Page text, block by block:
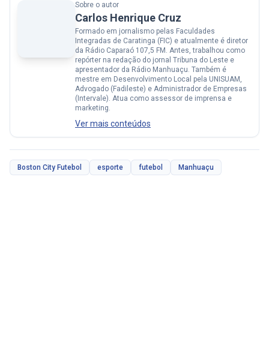
Sobre o autor
Carlos Henrique Cruz
Formado em jornalismo pelas Faculdades
Integradas de Caratinga (FIC) e atualmente é diretor
da Rádio Caparaó 107,5 FM. Antes, trabalhou como
repórter na redação do jornal Tribuna do Leste e
apresentador da Rádio Manhuaçu. Também é
mestre em Desenvolvimento Local pela UNISUAM,
Advogado (Fadileste) e Administrador de Empresas
(Intervale). Atua como assessor de imprensa e
marketing.
Ver mais conteúdos
Boston City Futebol esporte futebol Manhuaçu